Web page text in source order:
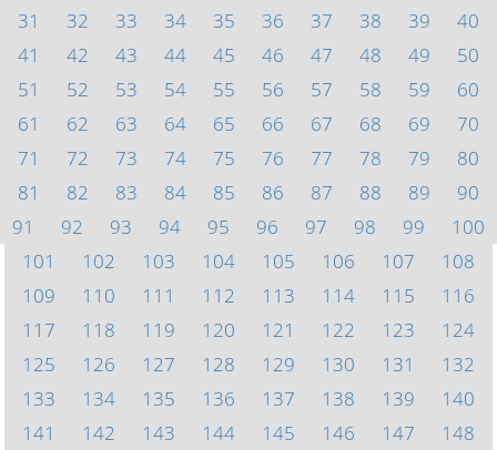
31
32 33 34 35 36 37 38 39
40
41
42 43 44 45 46 47 48 49
50
51
52 53 54 55 56 57 58 59
60
61
62 63 64 65 66 67 68 69
70
71
72 73 74 75 76 77 78 79
80
81
82 83 84 85 86 87 88 89
90
91
92 93 94 95 96 97 98 99
100
101
102 103 104 105 106 107
108
109
110 111 112 113 114 115
116
117
118 119 120 121 122 123
124
125
126 127 128 129 130 131
132
133
134 135 136 137 138 139
140
141
142 143 144 145 146 147
148